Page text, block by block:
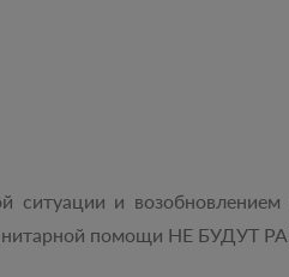
ситуации и
помощи НЕ БУДУТ